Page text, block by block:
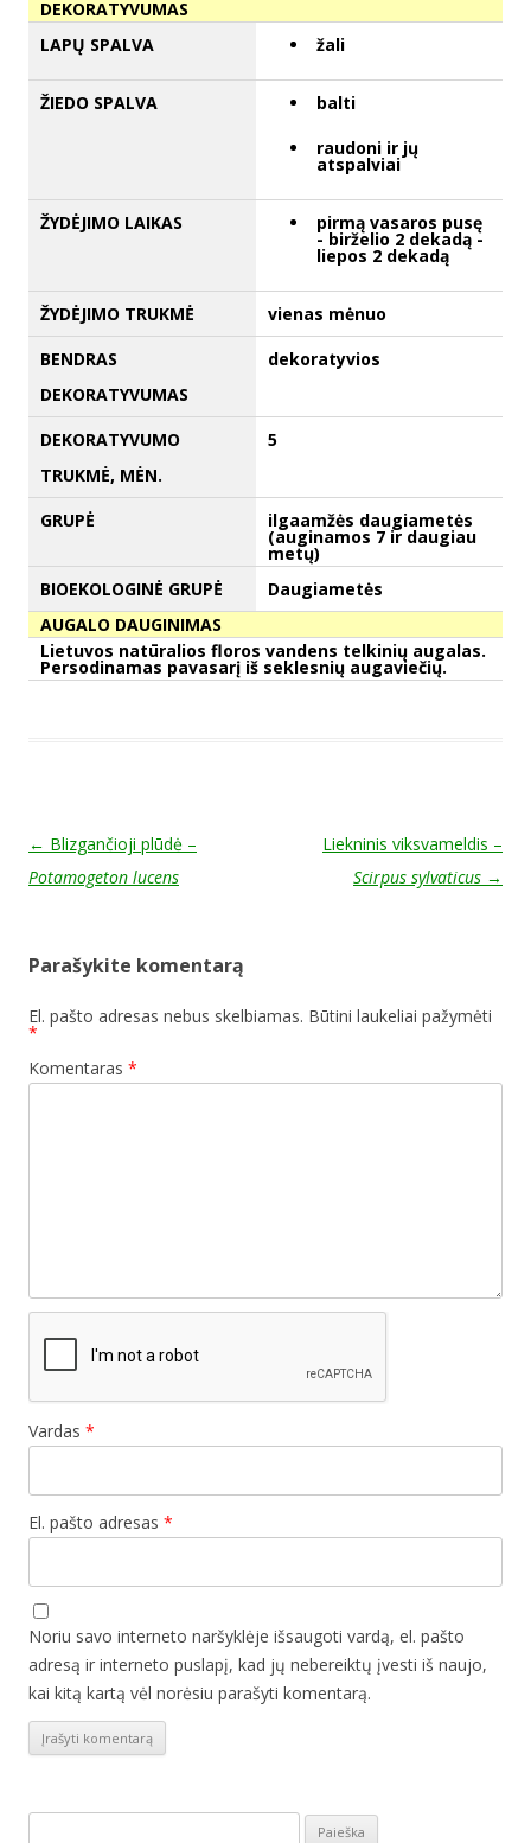
DEKORATYVUMAS
LAPŲ SPALVA
žali
ŽIEDO SPALVA
balti
raudoni ir jų
atspalviai
ŽYDĖJIMO LAIKAS pirmą vasaros pusę
- birželio 2 dekadą -
liepos 2 dekadą
ŽYDĖJIMO TRUKMĖ
vienas mėnuo
BENDRAS
DEKORATYVUMAS
dekoratyvios
DEKORATYVUMO
TRUKMĖ, MĖN.
5
GRUPĖ ilgaamžės daugiametės
(auginamos 7 ir daugiau
metų)
BIOEKOLOGINĖ GRUPĖ
Daugiametės
AUGALO DAUGINIMAS
Lietuvos natūralios floros vandens telkinių augalas.
Persodinamas pavasarį iš seklesnių augaviečių.
Post navigation
← Blizgančioji plūdė –
Potamogeton lucens
Liekninis viksvameldis –
Scirpus sylvaticus →
Parašykite komentarą
El. pašto adresas nebus skelbiamas. Būtini laukeliai pažymėti
*
Komentaras *
Vardas *
El. pašto adresas *
Noriu savo interneto naršyklėje išsaugoti vardą, el. pašto
adresą ir interneto puslapį, kad jų nebereiktų įvesti iš naujo,
kai kitą kartą vėl norėsiu parašyti komentarą.